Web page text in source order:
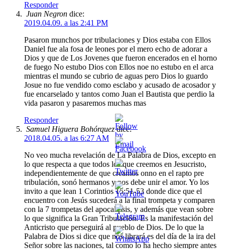
Responder
Juan Negron dice:
2019.04.09. a las 2:41 PM
Pasaron munchos por tribulaciones y Dios estaba con Ellos
Daniel fue ala fosa de leones por el mero echo de adorar a
Dios y que de Los Jovenes que fueron encerados en el horno
de fuego No estubo Dios con Ellos noe no estubo en el arca
mientras el mundo se cubrio de aguas pero Dios lo guardo
Josue no fue vendido como esclabo y acusado de acosador y
fue encarselado y tantos como Juan el Bautista que perdio la
vida pasaron y pasaremos muchas mas
Responder
Samuel Higuera Bohórquez dice:
2018.04.05. a las 6:27 AM
No veo mucha revelación de La Palabra de Dios, excepto en
lo que respecta a que todos los que creemos en Jesucristo,
independientemente de que creamos onno en el rapto pre
tribulación, sonó hermanos y nos debe unir el amor. Yo los
invito a que lean 1 Corintios 15:51-53 donde dice que el
encuentro con Jesús sucederá a la final trompeta y comparen
con la 7 trompetas del apocalipsis, y además que vean sobre
lo que significa la Gran Tribulación. Es la manifestación del
Anticristo que perseguirá al pueblo de Dios. De lo que la
Palabra de Dios si dice que nos librará es del día de la ira del
Señor sobre las naciones, tal como lo ha hecho siempre antes